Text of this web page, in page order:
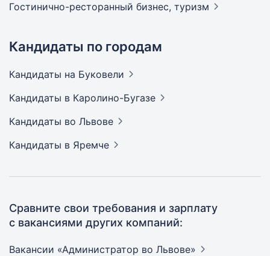
Гостинично-ресторанный бизнес, туризм
Кандидаты по городам
Кандидаты на Буковели
Кандидаты в Каролино-Бугазе
Кандидаты во Львове
Кандидаты в Яремче
Сравните свои требования и зарплату
с вакансиями других компаний:
Вакансии «Администратор во Львове»